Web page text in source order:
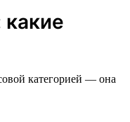
категорией — она